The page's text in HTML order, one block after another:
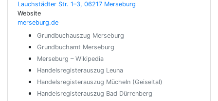
Lauchstädter Str. 1–3, 06217 Merseburg
Website
merseburg.de
Grundbuchauszug Merseburg
Grundbuchamt Merseburg
Merseburg – Wikipedia
Handelsregisterauszug Leuna
Handelsregisterauszug Mücheln (Geiseltal)
Handelsregisterauszug Bad Dürrenberg